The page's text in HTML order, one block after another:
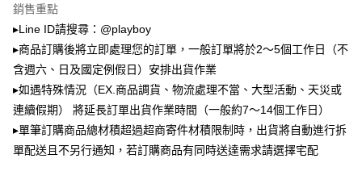
帳／街口支付／iPASS MONEY」等通路繳費。
【注意事項】
1.本服務係由「台灣大哥大股份有限公司」（以下簡稱本公司）所提供，讓
用戶於交易時，得透過本服務購買商品或服務，並由商店將買賣／分期付款
買賣價金債權讓與本公司後，依約使用本公司帳單繳交帳款。
2.基於同意付款使用「大哥付你分期」之契約關係目的，商店將以您的個人
資料（包含姓名、電話或地址）提供予台灣大哥大進項蒐集、處理及利用，
由本公司與您本人進行分期帳單所需資料之確認、核對及更正。
3.完整用戶服務條款，請詳閱以下連結：https://oppay.tw/userRule
萊爾富取貨付款
每筆NT$100，滿NT$900(含以上)免運費
付款後萊爾富取貨
7-11取貨付款
每筆NT$100，滿NT$900(含以上)免運費
銷售重點
▸Line ID請搜尋：@playboy
▸商品訂購後將立即處理您的訂單，一般訂單將於2～5個工作日（不
含週六、日及國定例假日）安排出貨作業
▸如遇特殊情況（EX.商品調貨、物流處理不當、大型活動、天災或
連續假期） 將延長訂單出貨作業時間（一般約7～14個工作日）
▸單筆訂購商品總材積超過超商寄件材積限制時，出貨將自動進行拆
單配送且不另行通知，若訂購商品有同時送達需求請選擇宅配